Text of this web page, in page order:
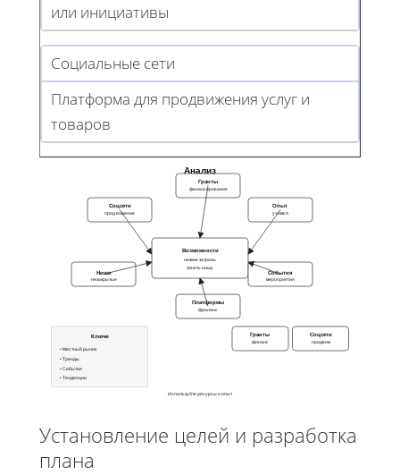
или инициативы
Социальные сети
Платформа для продвижения услуг и
товаров
Анализ
Возможности
низкие затраты
занять нишу
Гранты
финансирование
Платформы
фриланс
Соцсети
продвижение
Ниши
незакрытые
Опыт
учимся
События
мероприятия
Ключи
• Местный рынок
• Тренды
• События
• Тенденции
Гранты
финанс
Соцсети
продвиж
Используйте ресурсы и опыт
Установление целей и разработка
плана